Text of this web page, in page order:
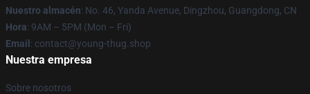
Nuestro almacén: No. 46, Yanda Avenue, Dingzhou, Guangdong, CN
Hora: 9AM – 5PM (Mon – Fri)
Email : contact@young-thug.shop
Nuestra empresa
Sobre nosotros